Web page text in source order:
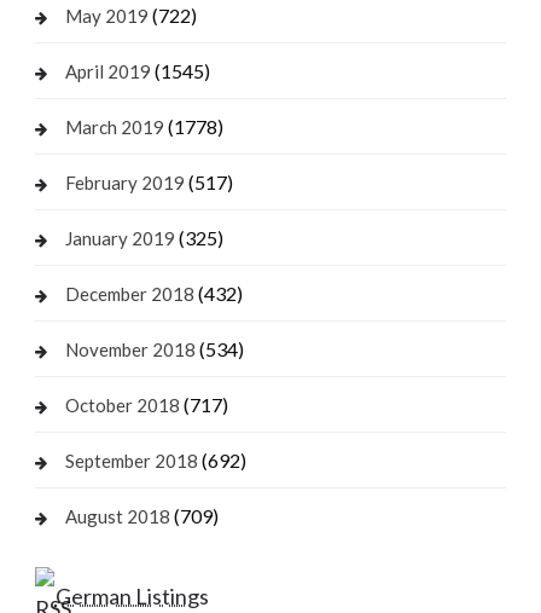
May 2019 (722)
April 2019 (1545)
March 2019 (1778)
February 2019 (517)
January 2019 (325)
December 2018 (432)
November 2018 (534)
October 2018 (717)
September 2018 (692)
August 2018 (709)
German Listings